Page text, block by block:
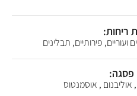
פירותיים, תבלינים
פסגה:
, אוסמנטוס